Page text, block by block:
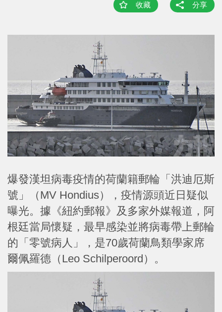
收藏 分享
爆發漢坦病毒疫情的荷蘭籍郵輪「洪迪厄斯
號」（MV Hondius），疫情源頭近日疑似
曝光。據《紐約郵報》及多家外媒報道，阿
根廷當局懷疑，最早感染並將病毒帶上郵輪
的「零號病人」，是70歲荷蘭鳥類學家席
爾佩羅德（Leo Schilperoord）。